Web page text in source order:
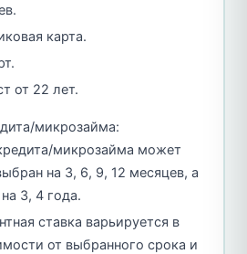
карта.
от 22 лет.
микрозайма:
микрозайма может
на 3, 6, 9, 12 месяцев, а
3, 4 года.
ставка варьируется в
от выбранного срока и